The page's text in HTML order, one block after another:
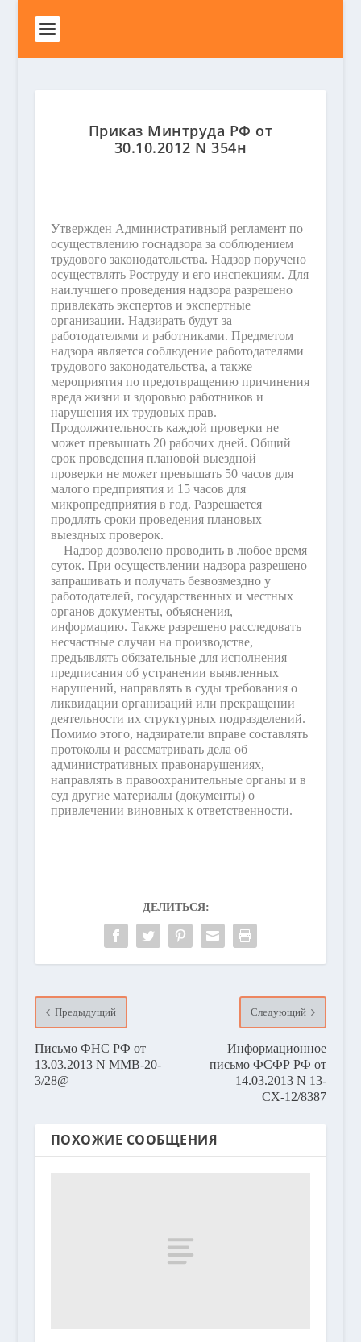
Приказ Минтруда РФ от
30.10.2012 N 354н
Утвержден Административный регламент по
осуществлению госнадзора за соблюдением
трудового законодательства. Надзор поручено
осуществлять Роструду и его инспекциям. Для
наилучшего проведения надзора разрешено
привлекать экспертов и экспертные
организации. Надзирать будут за
работодателями и работниками. Предметом
надзора является соблюдение работодателями
трудового законодательства, а также
мероприятия по предотвращению причинения
вреда жизни и здоровью работников и
нарушения их трудовых прав.
Продолжительность каждой проверки не
может превышать 20 рабочих дней. Общий
срок проведения плановой выездной
проверки не может превышать 50 часов для
малого предприятия и 15 часов для
микропредприятия в год. Разрешается
продлять сроки проведения плановых
выездных проверок.
Надзор дозволено проводить в любое время
суток. При осуществлении надзора разрешено
запрашивать и получать безвозмездно у
работодателей, государственных и местных
органов документы, объяснения,
информацию. Также разрешено расследовать
несчастные случаи на производстве,
предъявлять обязательные для исполнения
предписания об устранении выявленных
нарушений, направлять в суды требования о
ликвидации организаций или прекращении
деятельности их структурных подразделений.
Помимо этого, надзиратели вправе составлять
протоколы и рассматривать дела об
административных правонарушениях,
направлять в правоохранительные органы и в
суд другие материалы (документы) о
привлечении виновных к ответственности.
ДЕЛИТЬСЯ:
Предыдущий
Письмо ФНС РФ от
13.03.2013 N ММВ-20-
3/28@
Следующий
Информационное
письмо ФСФР РФ от
14.03.2013 N 13-
СХ-12/8387
ПОХОЖИЕ СООБЩЕНИЯ